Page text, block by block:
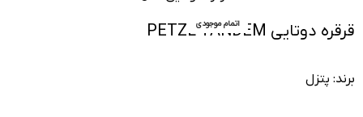
-20%
اتمام موجودی
قرقره دوتایی PETZL TANDEM
برند: پتزل